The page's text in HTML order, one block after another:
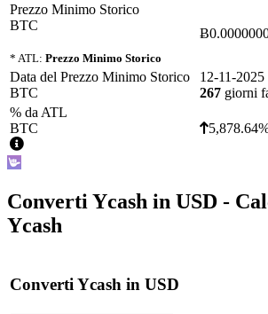
Prezzo Minimo Storico
BTC
* ATL: Prezzo Minimo Storico
Data del Prezzo Minimo Storico
BTC
12-11-2025
267 giorni
% da ATL
BTC
ConvertiYcash in USD -
Ycash
Converti Ycash in USD